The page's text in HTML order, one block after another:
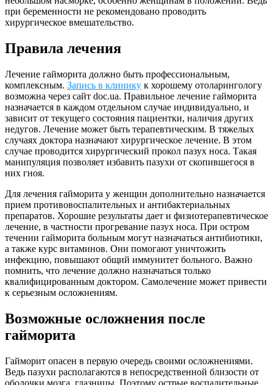
при беременности не рекомендовано проводить
хирургическое вмешательство.
Правила лечения
Лечение гайморита должно быть профессиональным,
комплексным. Запись в клинику к хорошему отоларингологу
возможна через сайт doc.ua. Правильное лечение гайморита
назначается в каждом отдельном случае индивидуально, и
зависит от текущего состояния пациентки, наличия других
недугов. Лечение может быть терапевтическим. В тяжелых
случаях доктора назначают хирургическое лечение. В этом
случае проводится хирургический прокол пазух носа. Такая
манипуляция позволяет избавить пазухи от скопившегося в
них гноя.
Для лечения гайморита у женщин дополнительно назначается
прием противовоспалительных и антибактериальных
препаратов. Хорошие результаты дает и физиотерапевтическое
лечение, в частности прогревание пазух носа. При остром
течении гайморита больным могут назначаться антибиотики,
а также курс витаминов. Они помогают уничтожить
инфекцию, повышают общий иммунитет больного. Важно
помнить, что лечение должно назначаться только
квалифицированным доктором. Самолечение может привести
к серьезным осложнениям.
Возможные осложнения после
гайморита
Гайморит опасен в первую очередь своими осложнениями.
Ведь пазухи располагаются в непосредственной близости от
оболочки мозга, глазницы. Поэтому острые воспалительные